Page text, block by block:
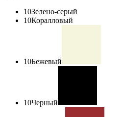
10Зелено-серый
10Коралловый
10Бежевый
10Черный